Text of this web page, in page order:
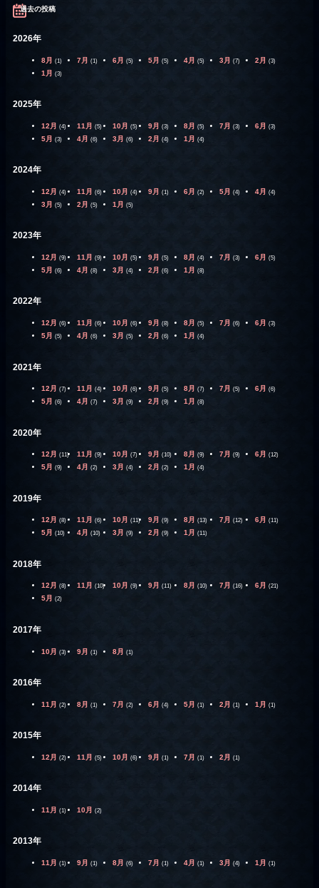
過去の投稿
2026年
8月 (1) 7月 (1) 6月 (5) 5月 (5) 4月 (5) 3月 (7) 2月 (3)
1月 (3)
2025年
12月 (4) 11月 (5) 10月 (5) 9月 (3) 8月 (5) 7月 (3) 6月 (3)
5月 (3) 4月 (6) 3月 (6) 2月 (4) 1月 (4)
2024年
12月 (4) 11月 (6) 10月 (4) 9月 (1) 6月 (2) 5月 (4) 4月 (4)
3月 (5) 2月 (5) 1月 (5)
2023年
12月 (9) 11月 (9) 10月 (5) 9月 (5) 8月 (4) 7月 (3) 6月 (5)
5月 (6) 4月 (8) 3月 (4) 2月 (6) 1月 (8)
2022年
12月 (6) 11月 (6) 10月 (6) 9月 (8) 8月 (5) 7月 (6) 6月 (3)
5月 (5) 4月 (6) 3月 (5) 2月 (6) 1月 (4)
2021年
12月 (7) 11月 (4) 10月 (6) 9月 (5) 8月 (7) 7月 (5) 6月 (6)
5月 (6) 4月 (7) 3月 (9) 2月 (9) 1月 (8)
2020年
12月 (11) 11月 (9) 10月 (7) 9月 (10) 8月 (9) 7月 (9) 6月 (12)
5月 (9) 4月 (2) 3月 (4) 2月 (2) 1月 (4)
2019年
12月 (8) 11月 (6) 10月 (11) 9月 (9) 8月 (13) 7月 (12) 6月 (11)
5月 (10) 4月 (10) 3月 (9) 2月 (9) 1月 (11)
2018年
12月 (8) 11月 (10) 10月 (9) 9月 (11) 8月 (10) 7月 (16) 6月 (21)
5月 (2)
2017年
10月 (3) 9月 (1) 8月 (1)
2016年
11月 (2) 8月 (1) 7月 (2) 6月 (4) 5月 (1) 2月 (1) 1月 (1)
2015年
12月 (2) 11月 (5) 10月 (6) 9月 (1) 7月 (1) 2月 (1)
2014年
11月 (1) 10月 (2)
2013年
11月 (1) 9月 (1) 8月 (6) 7月 (1) 4月 (1) 3月 (4) 1月 (1)